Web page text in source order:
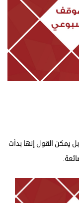
بل يمكن القول إنها بدأت